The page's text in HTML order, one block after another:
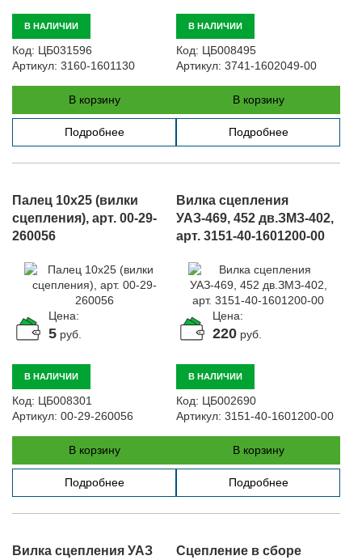
В НАЛИЧИИ
Код: ЦБ031596
Артикул: 3160-1601130
В корзину
Подробнее
В НАЛИЧИИ
Код: ЦБ008495
Артикул: 3741-1602049-00
В корзину
Подробнее
Палец 10х25 (вилки
сцепления), арт. 00-29-
260056
Цена:
5 руб.
В НАЛИЧИИ
Код: ЦБ008301
Артикул: 00-29-260056
В корзину
Подробнее
Вилка сцепления
УАЗ-469, 452 дв.ЗМЗ-402,
арт. 3151-40-1601200-00
Цена:
220 руб.
В НАЛИЧИИ
Код: ЦБ002690
Артикул: 3151-40-1601200-00
В корзину
Подробнее
Вилка сцепления УАЗ
Сцепление в сборе